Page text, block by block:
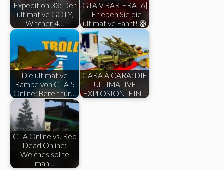
Expedition 33: Der
ultimative GOTY,
Witcher 4…
GTA V BARIERA [6]
- Erleben Sie die
ultimative Fahrt! 🛟
Die ultimative
Rampe von GTA 5
Online: Bereit für…
CARA À CARA: DIE
ULTIMATIVE
EXPLOSION! EIN…
GTA Online vs. Red
Dead Online:
Welches sollte
man…